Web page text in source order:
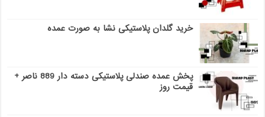
خرید گلدان پلاستیکی نشا به صورت عمده
پخش عمده صندلی پلاستیکی دسته دار 889 ناصر +
قیمت روز